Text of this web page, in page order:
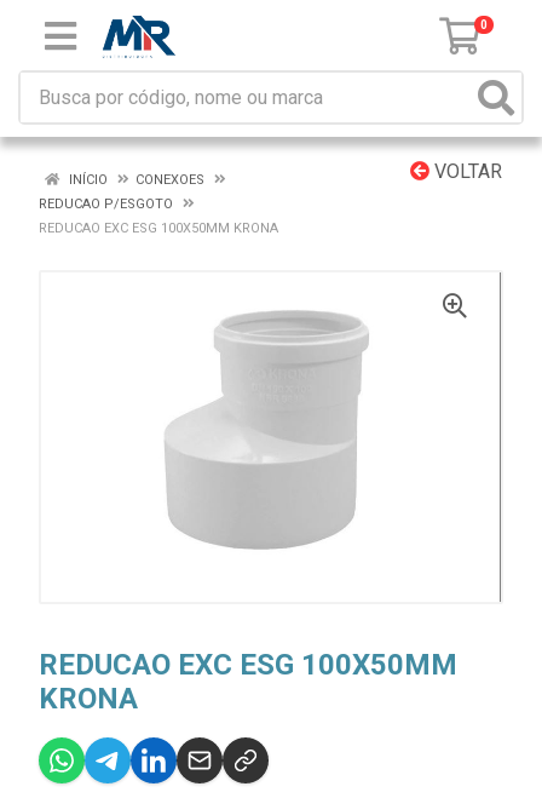
0
VOLTAR
INÍCIO
CONEXOES
REDUCAO P/ESGOTO
REDUCAO EXC ESG 100X50MM KRONA
REDUCAO EXC ESG 100X50MM
KRONA